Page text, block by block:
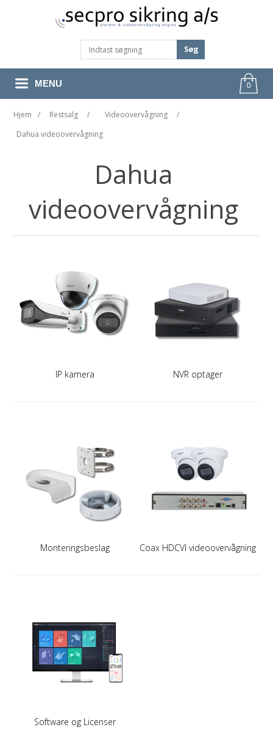
Søg
0
MENU
Hjem / Restsalg / Videoovervågning
/
Dahua videoovervågning
Dahua
videoovervågning
IP kamera NVR optager
Monteringsbeslag Coax HDCVI videoovervågning
Software og Licenser